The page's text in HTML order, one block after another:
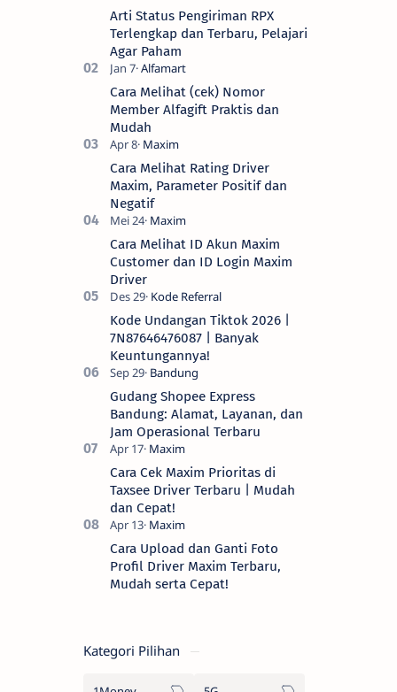
Arti Status Pengiriman RPX
Terlengkap dan Terbaru, Pelajari
Agar Paham
Cara Melihat (cek) Nomor
Member Alfagift Praktis dan
Mudah
Cara Melihat Rating Driver
Maxim, Parameter Positif dan
Negatif
Cara Melihat ID Akun Maxim
Customer dan ID Login Maxim
Driver
Kode Undangan Tiktok 2026 |
7N87646476087 | Banyak
Keuntungannya!
Gudang Shopee Express
Bandung: Alamat, Layanan, dan
Jam Operasional Terbaru
Cara Cek Maxim Prioritas di
Taxsee Driver Terbaru | Mudah
dan Cepat!
Cara Upload dan Ganti Foto
Profil Driver Maxim Terbaru,
Mudah serta Cepat!
Kategori Pilihan